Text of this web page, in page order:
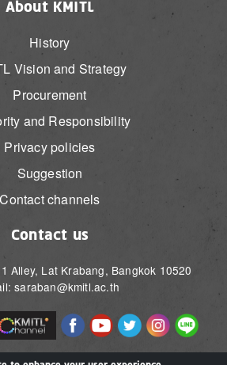
About KMITL
History
Vision and Strategy
Procurement
and Responsibility
Privacy policies
Suggestion
Contact channels
Contact us
Alley, Lat Krabang, Bangkok 10520
saraban@kmitl.ac.th
Image ImageImageImageImageImage